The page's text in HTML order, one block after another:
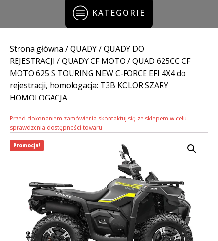
KATEGORIE
Strona główna /QUADY/QUADY DO
REJESTRACJI /QUADY CF MOTO / QUAD 625CC CF
MOTO 625 S TOURING NEW C-FORCE EFI 4X4 do
rejestracji, homologacja: T3B KOLOR SZARY
HOMOLOGACJA
Przed dokonaniem zamówienia skontaktuj się ze sklepem w celu
sprawdzenia dostępności towaru
Promocja!